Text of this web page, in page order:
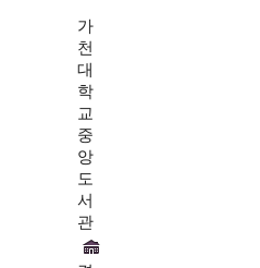
가
천
대
학
교
중
앙
도
서
관